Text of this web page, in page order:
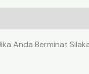
Anda Berminat